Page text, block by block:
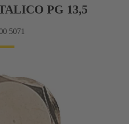
PG 13,5
5071